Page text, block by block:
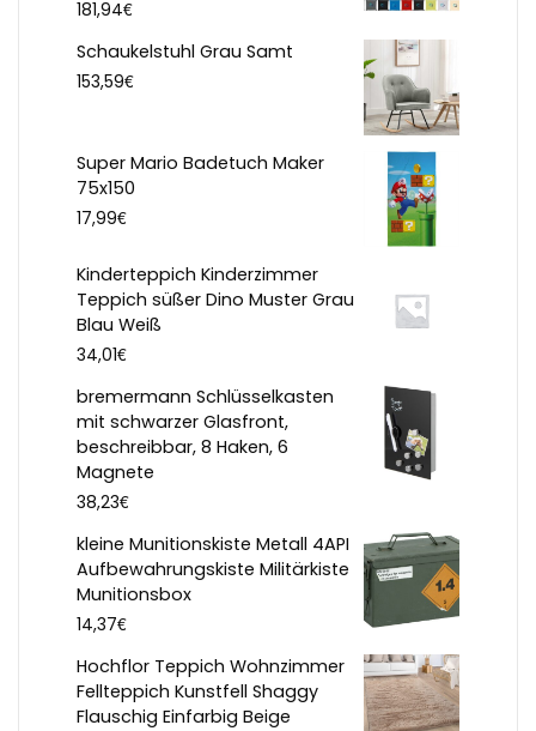
181,94€
Schaukelstuhl Grau Samt
153,59€
Super Mario Badetuch Maker
75x150
17,99€
Kinderteppich Kinderzimmer
Teppich süßer Dino Muster Grau
Blau Weiß
34,01€
bremermann Schlüsselkasten
mit schwarzer Glasfront,
beschreibbar, 8 Haken, 6
Magnete
38,23€
kleine Munitionskiste Metall 4API
Aufbewahrungskiste Militärkiste
Munitionsbox
14,37€
Hochflor Teppich Wohnzimmer
Fellteppich Kunstfell Shaggy
Flauschig Einfarbig Beige